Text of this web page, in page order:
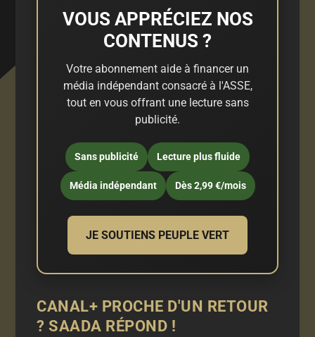
VOUS APPRÉCIEZ NOS
CONTENUS ?
Votre abonnement aide à financer un
média indépendant consacré à l'ASSE,
tout en vous offrant une lecture sans
publicité.
Sans publicité Lecture plus fluide
Média indépendant Dès 2,99 €/mois
JE SOUTIENS PEUPLE VERT
CANAL+ PROCHE D'UN RETOUR
? SAADA RÉPOND !